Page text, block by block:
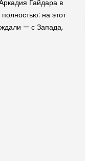
Гайдара в
на этот
ждали — с Запада,